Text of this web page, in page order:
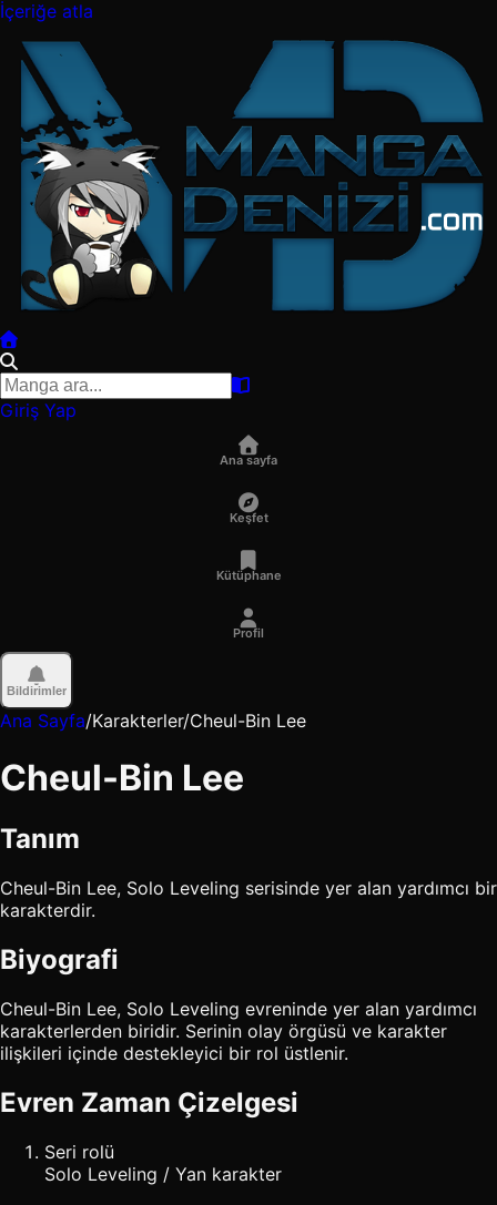
İçeriğe atla
Giriş Yap
Ana sayfa
Keşfet
Kütüphane
Profil
Bildirimler
Ana Sayfa/Karakterler/Cheul-Bin Lee
Cheul-Bin Lee
Tanım
Cheul-Bin Lee, Solo Leveling serisinde yer alan yardımcı bir
karakterdir.
Biyografi
Cheul-Bin Lee, Solo Leveling evreninde yer alan yardımcı
karakterlerden biridir. Serinin olay örgüsü ve karakter
ilişkileri içinde destekleyici bir rol üstlenir.
Evren Zaman Çizelgesi
Seri rolü
Solo Leveling / Yan karakter